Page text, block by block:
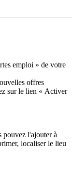
emploi » de votre
offres
sur le lien « Activer
l'ajouter à
localiser le lieu